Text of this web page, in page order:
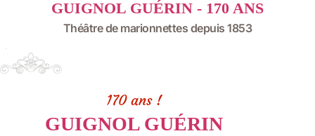
GUIGNOL GUÉRIN - 170 ANS
Théâtre de marionnettes depuis 1853
170 ans !
GUIGNOL GUÉRIN